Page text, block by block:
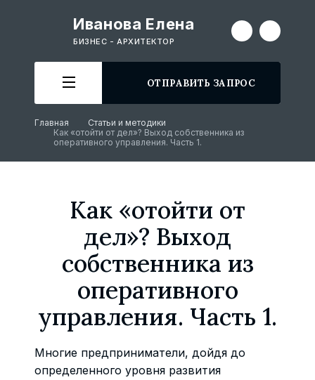
Иванова Елена
БИЗНЕС - АРХИТЕКТОР
ОТПРАВИТЬ ЗАПРОС
Главная
Статьи и методики
Как «отойти от дел»? Выход собственника из
оперативного управления. Часть 1.
Как «отойти от
дел»? Выход
собственника из
оперативного
управления. Часть 1.
Многие предприниматели, дойдя до
определенного уровня развития